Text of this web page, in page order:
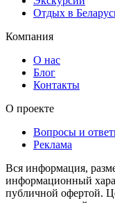
Отдых в
Компания
О нас
Блог
Контакты
О проекте
Вопросы и
Реклама
Вся информация,
информационный
публичной офертой.